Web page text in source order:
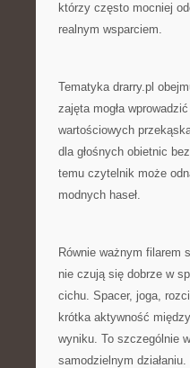
którzy często mocniej
realnym wsparciem.
Tematyka drarry.pl
zajęta mogła
wartościowych
dla głośnych obietnic
temu czytelnik może
modnych haseł.
Równie ważnym filarem
nie czują się dobrze w
cichu. Spacer, joga,
krótka aktywność
wyniku. To szczególnie
samodzielnym